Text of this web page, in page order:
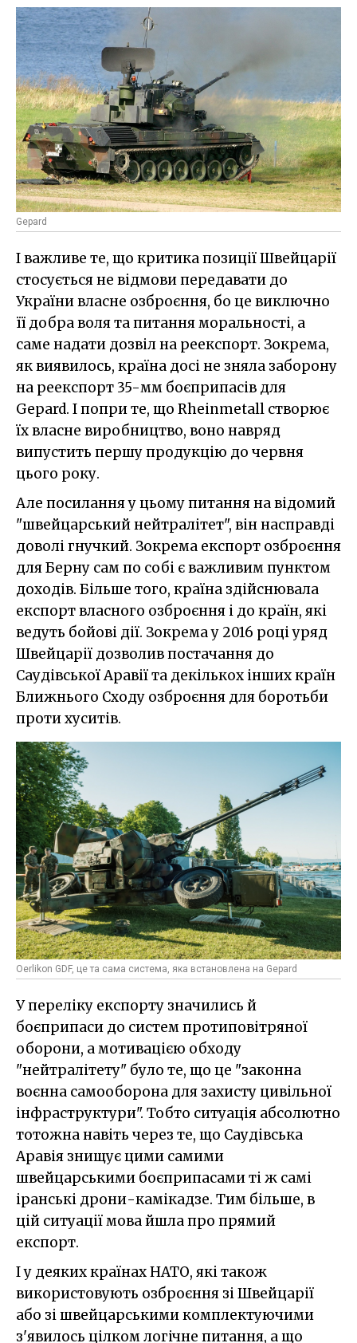
Gepard
І важливе те, що критика позиції Швейцарії
стосується не відмови передавати до
України власне озброєння, бо це виключно
її добра воля та питання моральності, а
саме надати дозвіл на реекспорт. Зокрема,
як виявилось, країна досі не зняла заборону
на реекспорт 35-мм боєприпасів для
Gepard. І попри те, що Rheinmetall створює
їх власне виробництво, воно навряд
випустить першу продукцію до червня
цього року.
Але посилання у цьому питання на відомий
"швейцарський нейтралітет", він насправді
доволі гнучкий. Зокрема експорт озброєння
для Берну сам по собі є важливим пунктом
доходів. Більше того, країна здійснювала
експорт власного озброєння і до країн, які
ведуть бойові дії. Зокрема у 2016 році уряд
Швейцарії дозволив постачання до
Саудівської Аравії та декількох інших країн
Ближнього Сходу озброєння для боротьби
проти хуситів.
Oerlikon GDF, це та сама система, яка встановлена на Gepard
У переліку експорту значились й
боєприпаси до систем протиповітряної
оборони, а мотивацією обходу
"нейтралітету" було те, що це "законна
воєнна самооборона для захисту цивільної
інфраструктури". Тобто ситуація абсолютно
тотожна навіть через те, що Саудівська
Аравія знищує цими самими
швейцарськими боєприпасами ті ж самі
іранські дрони-камікадзе. Тим більше, в
цій ситуації мова йшла про прямий
експорт.
І у деяких країнах НАТО, які також
використовують озброєння зі Швейцарії
або зі швейцарськими комплектуючими
з'явилось цілком логічне питання, а що